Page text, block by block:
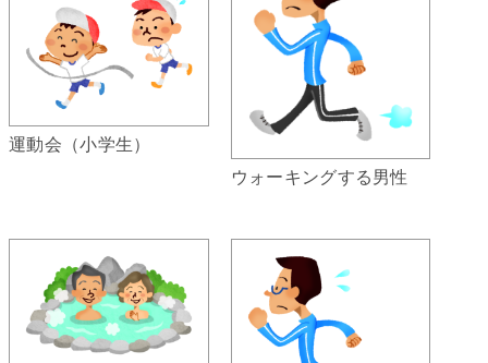
運動会（小学生）
ウォーキングする男性